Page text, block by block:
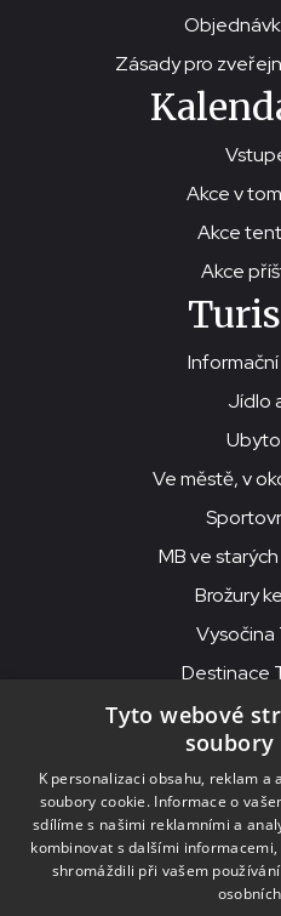
Zásady pro
Akce v
Akce
Akce
Jídlo
Ve městě, v
MB ve
Brožury
Vysočina
Destinace
© 2026MKS
MKS Beseda, příspěvková
Moravské
IČO: 00091758, DIČ:
Tyto webové
soubory
K personalizaci obsahu, reklam a
soubory cookie. Informace o
sdílíme s našimi reklamními a
kombinovat s dalšími
shromáždili při vašem